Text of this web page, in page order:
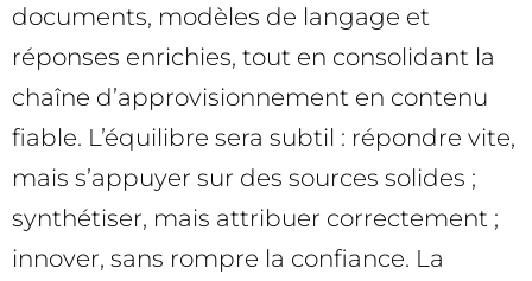
documents, modèles de langage et
réponses enrichies, tout en consolidant la
chaîne d’approvisionnement en contenu
fiable. L’équilibre sera subtil : répondre vite,
mais s’appuyer sur des sources solides ;
synthétiser, mais attribuer correctement ;
innover, sans rompre la confiance. La